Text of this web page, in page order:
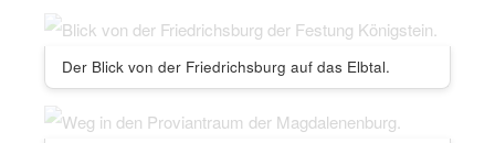
Der Blick von der Friedrichsburg auf das Elbtal.